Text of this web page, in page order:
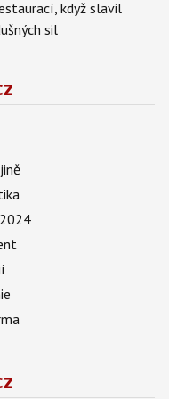
když slavil
sil